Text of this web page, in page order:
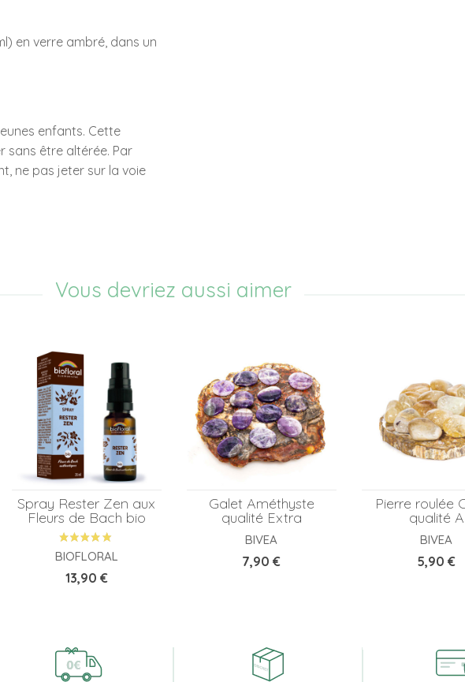
en verre ambré, dans un
enfants. Cette
sans être altérée. Par
ne pas jeter sur la voie
Vous devriez aussi aimer
Spray Rester Zen aux
Fleurs de Bach bio
BIOFLORAL
Prix
13,90 €
Galet Améthyste
qualité Extra
BIVEA
Prix
7,90 €
Pierre roulée
qualité A
BIVEA
Prix
5,90 €